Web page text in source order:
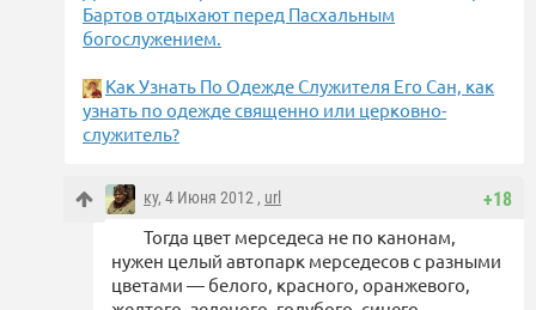
Бартов отдыхают перед Пасхальным
богослужением.
Как Узнать По Одежде Служителя Его Сан, как
узнать по одежде священно или церковно-
служитель?
+18
ку, 4 Июня 2012 , url
Тогда цвет мерседеса не по канонам,
нужен целый автопарк мерседесов с разными
цветами — белого, красного, оранжевого,